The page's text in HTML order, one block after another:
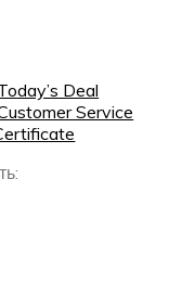
Deal
Service